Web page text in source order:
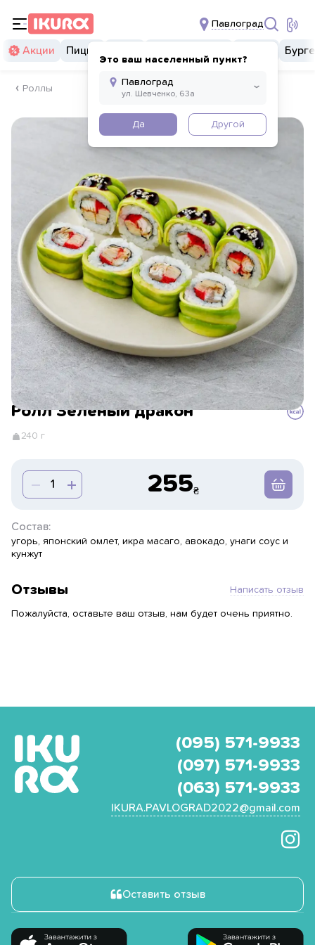
Павлоград
Это ваш населенный пункт?
Да Другой
Акции Пицца
Роллы
Ролл Зеленый дракон
240 г
255
Состав:
угорь, японский омлет, икра масаго, авокадо, унаги соус и
кунжут
Отзывы Написать отзыв
Пожалуйста, оставьте ваш отзыв, нам будет очень приятно.
(095) 571-9933
(097) 571-9933
(063) 571-9933
IKURA.PAVLOGRAD2022@gmail.com
Оставить отзыв